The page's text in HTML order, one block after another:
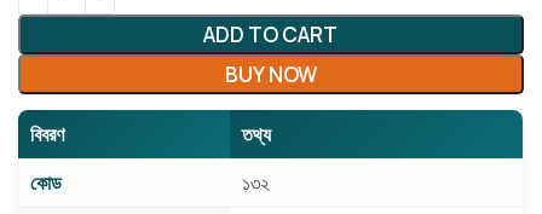
ADD TO CART
BUY NOW
বিবরণ
তথ্য
কোড
১৩২